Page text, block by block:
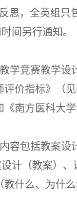
思，全英组只
间另行通知。
学竞赛教学设
评价指标》（见
《南方医科大
容包括教案设
计（教案）
什么、为什